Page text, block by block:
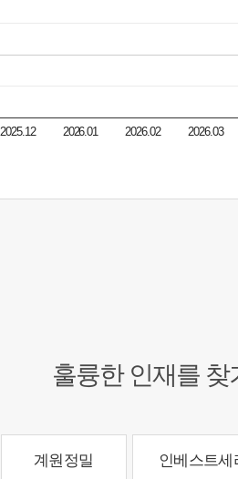
2025.12 2026.01 2026.02 2026.03
훌륭한 인재를 찾
계원정밀 인베스트세